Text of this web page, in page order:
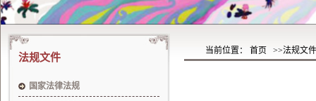
当前位置： 首页 >>法规文件
法规文件
国家法律法规